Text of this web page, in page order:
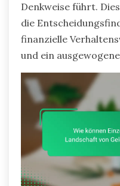
Denkweise führt.
die
finanzielle
und ein